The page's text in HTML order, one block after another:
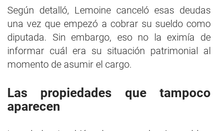
Según detalló, Lemoine canceló esas deudas
una vez que empezó a cobrar su sueldo como
diputada. Sin embargo, eso no la eximía de
informar cuál era su situación patrimonial al
momento de asumir el cargo.
Las propiedades que tampoco
aparecen